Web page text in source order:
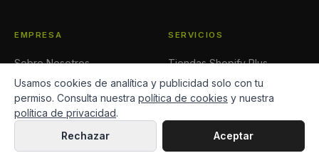
EMPRESA
Sobre Nosotros
Proyectos
Contacto
SERVICIOS
Tiendas Shopify Plus
Desarrollo Shopify
Apps Shopify
Migraciones a Shopify
Integraciones ERP Shopify
CRO Shopify
Soporte Shopify
Usamos cookies de analítica y publicidad solo con tu
permiso. Consulta nuestra política de cookies y nuestra
política de privacidad.
Rechazar
Aceptar